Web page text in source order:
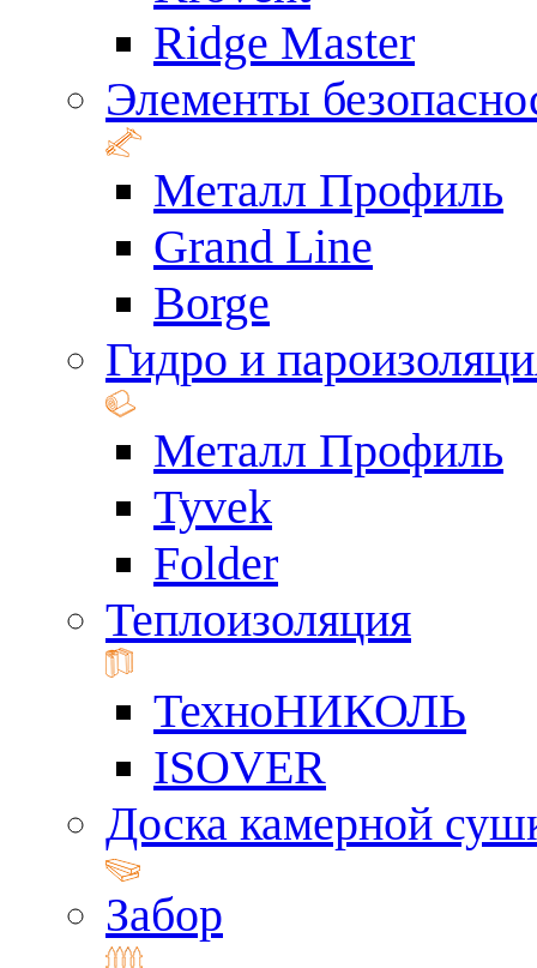
Ridge Master
Элементы
Металл Профиль
Grand Line
Borge
Гидро и
Металл Профиль
Tyvek
Folder
Теплоизоляция
ТехноНИКОЛЬ
ISOVER
Доска камерной
Забор